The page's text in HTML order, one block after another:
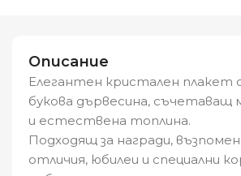
Описание
Елегантен кристален плакет
букова дървесина, съчетаващ
и естествена топлина.
Подходящ за награди,
отличия, юбилеи и специални